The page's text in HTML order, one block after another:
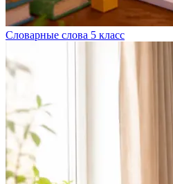
Словарные слова 5 класс